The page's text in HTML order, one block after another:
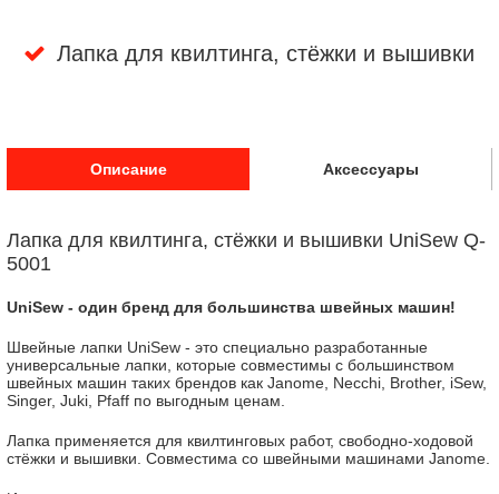
Лапка для квилтинга, стёжки и вышивки
Описание Аксессуары
Лапка для квилтинга, стёжки и вышивки UniSew Q-
5001
UniSew - один бренд для большинства швейных машин!
Швейные лапки UniSew - это специально разработанные
универсальные лапки, которые совместимы с большинством
швейных машин таких брендов как Janome, Necchi, Brother, iSew,
Singer, Juki, Pfaff по выгодным ценам.
Лапка применяется для квилтинговых работ, свободно-ходовой
стёжки и вышивки. Совместима со швейными машинами Janome.